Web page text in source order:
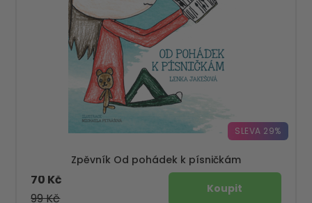
SLEVA 29%
Zpěvník Od pohádek k písničkám
99 Kč
70 Kč